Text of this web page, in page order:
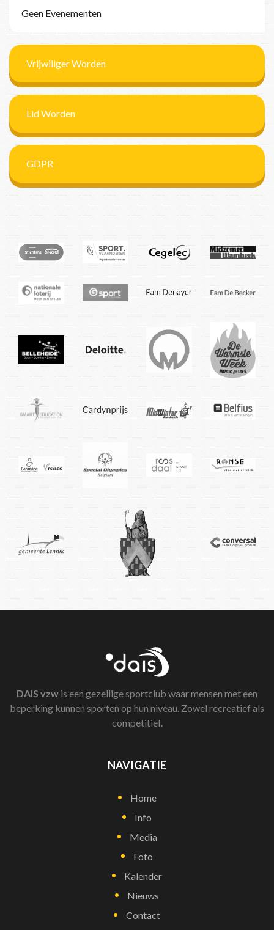
Geen Evenementen
Vrijwiliger Worden
Lid Worden
GDPR
DAIS vzw is een gezellige sportclub waar mensen met een
beperking kunnen sporten op hun niveau. Zowel recreatief als
competitief.
NAVIGATIE
Home
Info
Media
Foto
Kalender
Nieuws
Contact